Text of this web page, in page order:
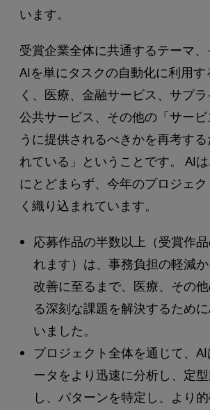
います。
受賞企業全体に共通するテーマ
AIを単にタスクの自動化に利用す
く、医療、金融サービス、サプラ
公共サービス、その他の「サービ
うに提供されるべきかを再考す
れている」ということです。 AI
にとどまらず、今年のプロジェ
く織り込まれています。
応募作品の半数以上（受賞作
れます）は、事務負担の軽減
改善に至るまで、医療、その
る深刻な課題を解決するため
いました。
プロジェクト全体を通じて、
ータをより迅速に分析し、定
し、パターンを特定し、より